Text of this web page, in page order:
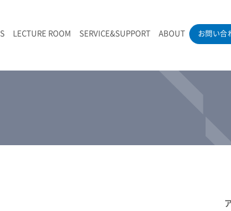
RAMANdrive | ウェハーステ
測定用セル
LIBcell | 不活性雰囲気ラマン
LECTURE ROOM SERVICE&SUPPORT ABOUT お問い合